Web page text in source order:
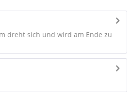
dreht sich und wird am Ende zu